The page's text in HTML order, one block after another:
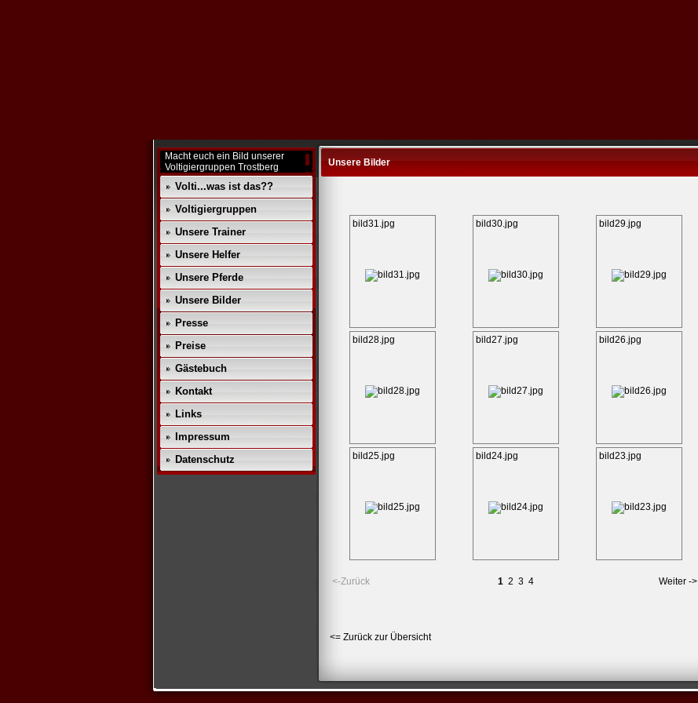
Macht euch ein Bild unserer
Voltigiergruppen Trostberg
Volti...was ist das??
Voltigiergruppen
Unsere Trainer
Unsere Helfer
Unsere Pferde
Unsere Bilder
Presse
Preise
Gästebuch
Kontakt
Links
Impressum
Datenschutz
Unsere Bilder
bild31.jpg bild30.jpg bild29.jpg
bild28.jpg bild27.jpg bild26.jpg
bild25.jpg bild24.jpg bild23.jpg
<-Zurück 1 2 3 4 Weiter ->
<= Zurück zur Übersicht